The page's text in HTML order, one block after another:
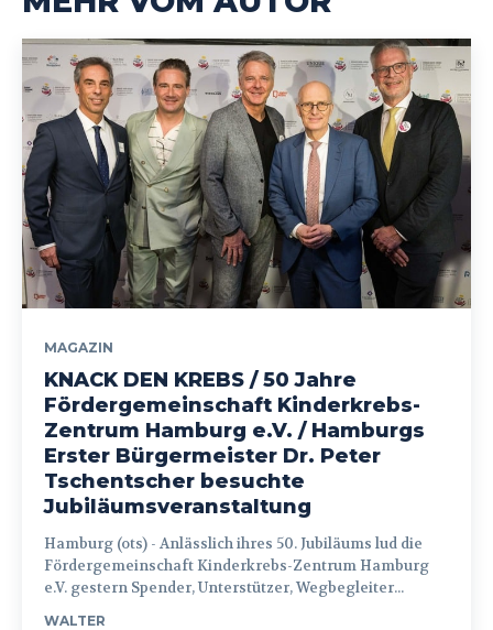
MAGAZIN
KNACK DEN KREBS / 50 Jahre
Fördergemeinschaft Kinderkrebs-
Zentrum Hamburg e.V. / Hamburgs
Erster Bürgermeister Dr. Peter
Tschentscher besuchte
Jubiläumsveranstaltung
Hamburg (ots) - Anlässlich ihres 50. Jubiläums lud die
Fördergemeinschaft Kinderkrebs-Zentrum Hamburg
e.V. gestern Spender, Unterstützer, Wegbegleiter...
WALTER